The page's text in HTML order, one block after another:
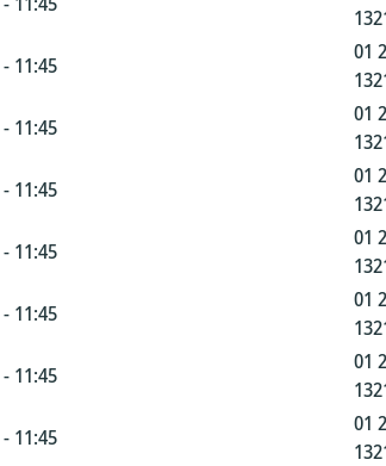
11:45
01
11:45
01
11:45
01
11:45
01
11:45
01
11:45
01
11:45
01